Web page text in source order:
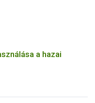
a hazai